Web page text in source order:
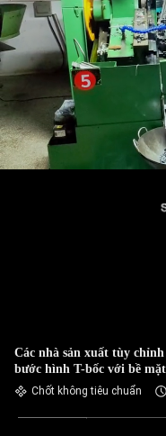
Các nhà sản xuất tùy
bước hình T-bốc với bề
Chốt không tiêu chuẩn